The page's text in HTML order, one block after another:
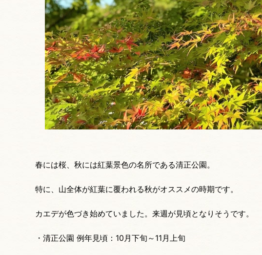
春には桜、秋には紅葉景色の名所である清正公園。
特に、山全体が紅葉に覆われる秋がオススメの時期です。
カエデが色づき始めていました。来週が見頃となりそうです。
・清正公園 例年見頃：10月下旬～11月上旬